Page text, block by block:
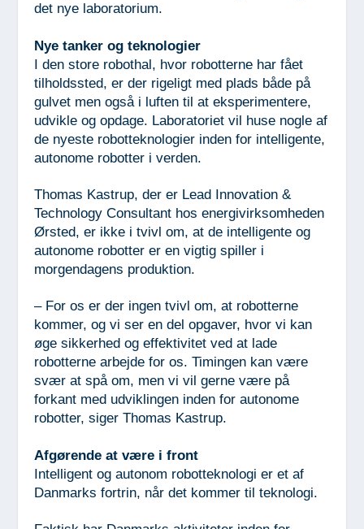
det nye laboratorium.
Nye tanker og teknologier
I den store robothal, hvor robotterne har fået
tilholdssted, er der rigeligt med plads både på
gulvet men også i luften til at eksperimentere,
udvikle og opdage. Laboratoriet vil huse nogle af
de nyeste robotteknologier inden for intelligente,
autonome robotter i verden.
Thomas Kastrup, der er Lead Innovation &
Technology Consultant hos energivirksomheden
Ørsted, er ikke i tvivl om, at de intelligente og
autonome robotter er en vigtig spiller i
morgendagens produktion.
– For os er der ingen tvivl om, at robotterne
kommer, og vi ser en del opgaver, hvor vi kan
øge sikkerhed og effektivitet ved at lade
robotterne arbejde for os. Timingen kan være
svær at spå om, men vi vil gerne være på
forkant med udviklingen inden for autonome
robotter, siger Thomas Kastrup.
Afgørende at være i front
Intelligent og autonom robotteknologi er et af
Danmarks fortrin, når det kommer til teknologi.